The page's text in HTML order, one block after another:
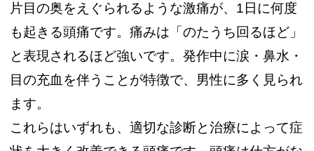
片目の奥をえぐられるような激痛が、1日に何度
も起きる頭痛です。痛みは「のたうち回るほど」
と表現されるほど強いです。発作中に涙・鼻水・
目の充血を伴うことが特徴で、男性に多く見られ
ます。
これらはいずれも、適切な診断と治療によって症